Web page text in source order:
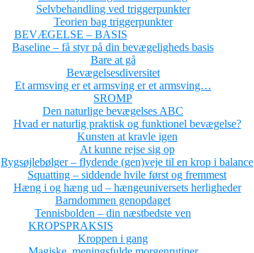
Selvbehandling ved triggerpunkter
Teorien bag triggerpunkter
BEVÆGELSE – BASIS
Baseline – få styr på din bevægeligheds basis
Bare at gå
Bevægelsesdiversitet
Et armsving er et armsving er et armsving…
SROMP
Den naturlige bevægelses ABC
Hvad er naturlig praktisk og funktionel bevægelse?
Kunsten at kravle igen
At kunne rejse sig op
Rygsøjlebølger – flydende (gen)veje til en krop i balance
Squatting – siddende hvile først og fremmest
Hæng i og hæng ud – hængeuniversets herligheder
Barndommen genopdaget
Tennisbolden – din næstbedste ven
KROPSPRAKSIS
Kroppen i gang